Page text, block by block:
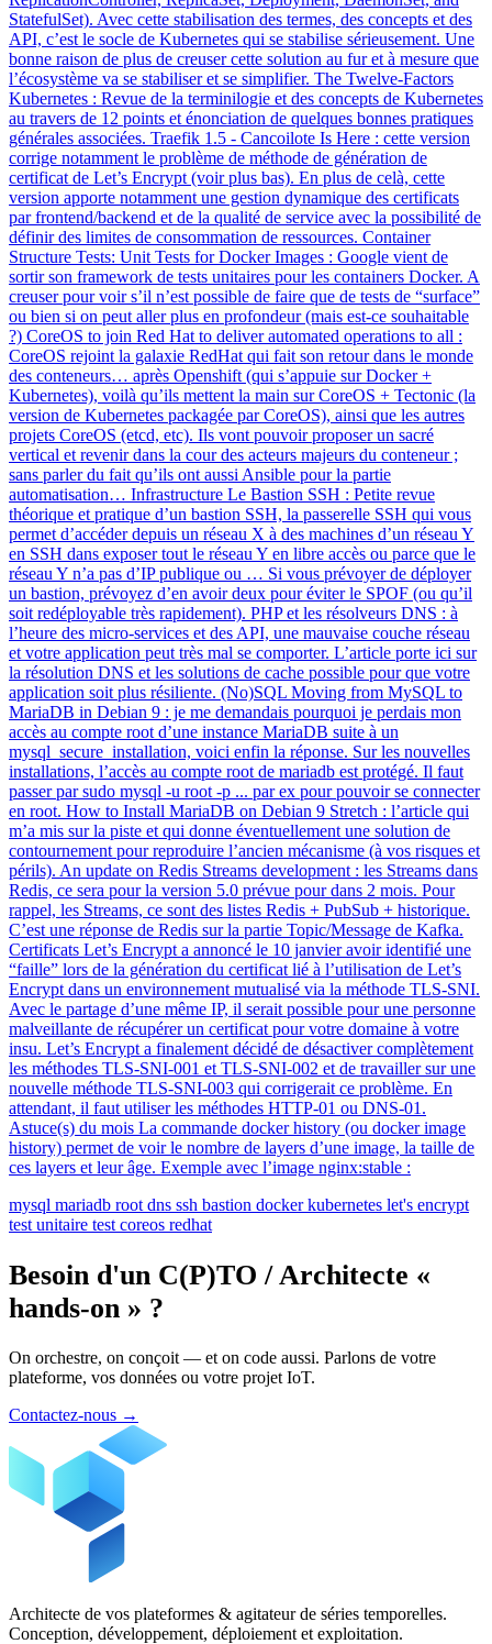
StatefulSet). Avec cette stabilisation des termes, des concepts et des
API, c’est le socle de Kubernetes qui se stabilise sérieusement. Une
bonne raison de plus de creuser cette solution au fur et à mesure que
l’écosystème va se stabiliser et se simplifier. The Twelve-Factors
Kubernetes : Revue de la terminilogie et des concepts de Kubernetes
au travers de 12 points et énonciation de quelques bonnes pratiques
générales associées. Traefik 1.5 - Cancoilote Is Here : cette version
corrige notamment le problème de méthode de génération de
certificat de Let’s Encrypt (voir plus bas). En plus de celà, cette
version apporte notamment une gestion dynamique des certificats
par frontend/backend et de la qualité de service avec la possibilité de
définir des limites de consommation de ressources. Container
Structure Tests: Unit Tests for Docker Images : Google vient de
sortir son framework de tests unitaires pour les containers Docker. A
creuser pour voir s’il n’est possible de faire que de tests de “surface”
ou bien si on peut aller plus en profondeur (mais est-ce souhaitable
?) CoreOS to join Red Hat to deliver automated operations to all :
CoreOS rejoint la galaxie RedHat qui fait son retour dans le monde
des conteneurs… après Openshift (qui s’appuie sur Docker +
Kubernetes), voilà qu’ils mettent la main sur CoreOS + Tectonic (la
version de Kubernetes packagée par CoreOS), ainsi que les autres
projets CoreOS (etcd, etc). Ils vont pouvoir proposer un sacré
vertical et revenir dans la cour des acteurs majeurs du conteneur ;
sans parler du fait qu’ils ont aussi Ansible pour la partie
automatisation… Infrastructure Le Bastion SSH : Petite revue
théorique et pratique d’un bastion SSH, la passerelle SSH qui vous
permet d’accéder depuis un réseau X à des machines d’un réseau Y
en SSH dans exposer tout le réseau Y en libre accès ou parce que le
réseau Y n’a pas d’IP publique ou … Si vous prévoyer de déployer
un bastion, prévoyez d’en avoir deux pour éviter le SPOF (ou qu’il
soit redéployable très rapidement). PHP et les résolveurs DNS : à
l’heure des micro-services et des API, une mauvaise couche réseau
et votre application peut très mal se comporter. L’article porte ici sur
la résolution DNS et les solutions de cache possible pour que votre
application soit plus résiliente. (No)SQL Moving from MySQL to
MariaDB in Debian 9 : je me demandais pourquoi je perdais mon
accès au compte root d’une instance MariaDB suite à un
mysql_secure_installation, voici enfin la réponse. Sur les nouvelles
installations, l’accès au compte root de mariadb est protégé. Il faut
passer par sudo mysql -u root -p ... par ex pour pouvoir se connecter
en root. How to Install MariaDB on Debian 9 Stretch : l’article qui
m’a mis sur la piste et qui donne éventuellement une solution de
contournement pour reproduire l’ancien mécanisme (à vos risques et
périls). An update on Redis Streams development : les Streams dans
Redis, ce sera pour la version 5.0 prévue pour dans 2 mois. Pour
rappel, les Streams, ce sont des listes Redis + PubSub + historique.
C’est une réponse de Redis sur la partie Topic/Message de Kafka.
Certificats Let’s Encrypt a annoncé le 10 janvier avoir identifié une
“faille” lors de la génération du certificat lié à l’utilisation de Let’s
Encrypt dans un environnement mutualisé via la méthode TLS-SNI.
Avec le partage d’une même IP, il serait possible pour une personne
malveillante de récupérer un certificat pour votre domaine à votre
insu. Let’s Encrypt a finalement décidé de désactiver complètement
les méthodes TLS-SNI-001 et TLS-SNI-002 et de travailler sur une
nouvelle méthode TLS-SNI-003 qui corrigerait ce problème. En
attendant, il faut utiliser les méthodes HTTP-01 ou DNS-01.
Astuce(s) du mois La commande docker history (ou docker image
history) permet de voir le nombre de layers d’une image, la taille de
ces layers et leur âge. Exemple avec l’image nginx:stable :
mysql mariadb root dns ssh bastion docker kubernetes let's encrypt
test unitaire test coreos redhat
Besoin d'un C(P)TO / Architecte «
hands-on » ?
On orchestre, on conçoit — et on code aussi. Parlons de votre
plateforme, vos données ou votre projet IoT.
Contactez-nous →
Architecte de vos plateformes & agitateur de séries temporelles.
Conception, développement, déploiement et exploitation.